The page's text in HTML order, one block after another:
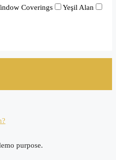
Coverings
Yeşil Alan
purpose.